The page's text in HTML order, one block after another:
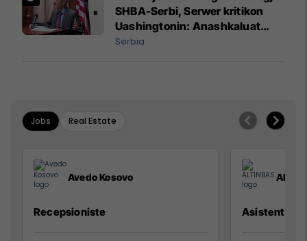
SHBA-Serbi, Serwer kritikon
Uashingtonin: Anashkaluat
Banjskën, sulmin ndaj KFOR-it
Serbia
Jobs Real Estate
Avedo Kosovo
Recepsioniste Asistente e